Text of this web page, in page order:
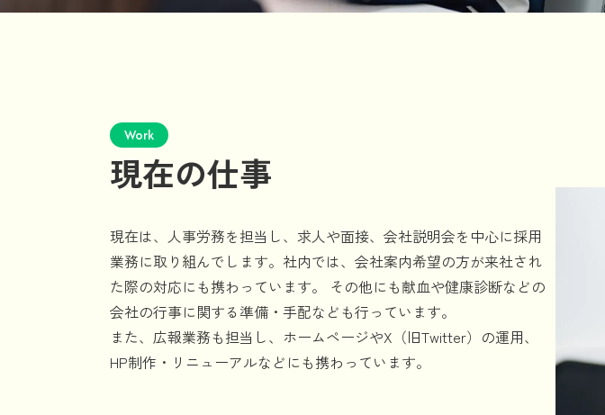
Work
現在の仕事
現在は、人事労務を担当し、求人や面接、会社説明会を中心に採用
業務に取り組んでします。社内では、会社案内希望の方が来社され
た際の対応にも携わっています。 その他にも献血や健康診断などの
会社の行事に関する準備・手配なども行っています。
また、広報業務も担当し、ホームページやX（旧Twitter）の運用、
HP制作・リニューアルなどにも携わっています。